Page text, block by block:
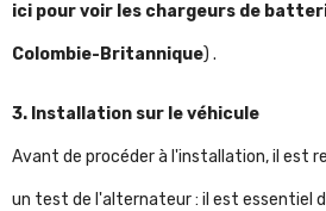
ici pour voir les chargeurs de
Colombie-Britannique) .
3. Installation sur le véhicule
Avant de procéder à l'installation, il est
un test de l'alternateur : il est essentiel